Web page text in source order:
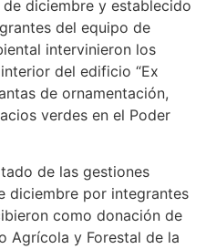
diciembre y establecido
del equipo de
intervinieron los
del edificio “Ex
de ornamentación,
verdes en el Poder
de las gestiones
diciembre por integrantes
como donación de
Agrícola y Forestal de la